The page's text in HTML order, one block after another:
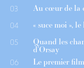
03 Au cœur de la
04 « suce moi »,
05 Quand les
d’Orsay
06 Le premier